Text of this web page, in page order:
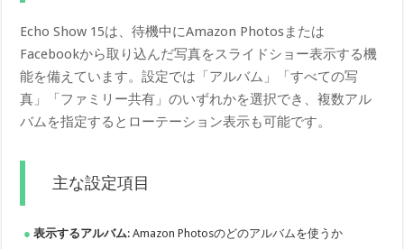
Echo Show 15は、待機中にAmazon Photosまたは
Facebookから取り込んだ写真をスライドショー表示する機
能を備えています。設定では「アルバム」「すべての写
真」「ファミリー共有」のいずれかを選択でき、複数アル
バムを指定するとローテーション表示も可能です。
主な設定項目
表示するアルバム: Amazon Photosのどのアルバムを使うか